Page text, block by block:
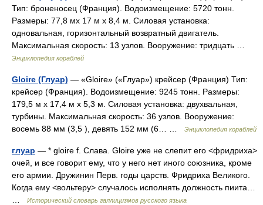
Тип: броненосец (Франция). Водоизмещение: 5720 тонн.
Размеры: 77,8 мх 17 м х 8,4 м. Силовая установка:
одновальная, горизонтальный возвратный двигатель.
Максимальная скорость: 13 узлов. Вооружение: тридцать …
Энциклопедия кораблей
Gloire (Глуар) — «Gloire» («Глуар») крейсер (Франция) Тип:
крейсер (Франция). Водоизмещение: 9245 тонн. Размеры:
179,5 м х 17,4 м х 5,3 м. Силовая установка: двухвальная,
турбины. Максимальная скорость: 36 узлов. Вооружение:
восемь 88 мм (3,5 ), девять 152 мм (6… …
Энциклопедия кораблей
глуар — * gloire f. Слава. Gloire уже не слепит его <фридриха>
очей, и все говорит ему, что у него нет иного союзника, кроме
его армии. Дружинин Перв. годы царств. Фридриха Великого.
Когда ему <вольтеру> случалось исполнять должность пиита…
Исторический словарь галлицизмов русского языка